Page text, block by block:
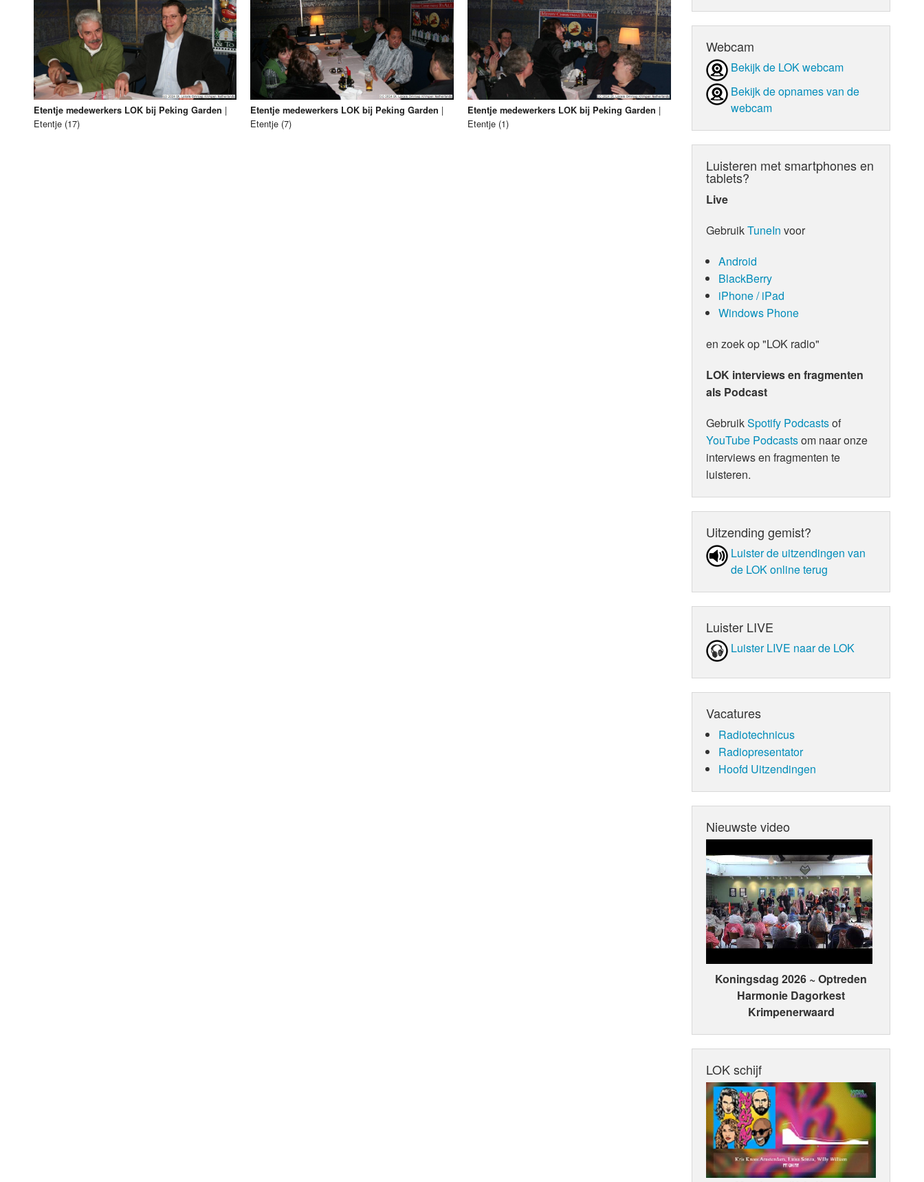
Donderdag
Vrijdag
Zaterdag
Zondag
Luister LOK Live
LOK schijf
Oude LOK programma's
Programmabeleid Bepalend Orgaan
Weerman
Over Krimpen a/d IJssel
Etentje medewerkers LOK bij Peking Garden |
Etentje (17)
Etentje medewerkers LOK bij Peking Garden |
Etentje (7)
Etentje medewerkers LOK bij Peking Garden |
Etentje (1)
Webcam
Bekijk de LOK webcam
Bekijk de opnames van de
webcam
Luisteren met smartphones en
tablets?
Live
GebruikTuneIn voor
Android
BlackBerry
iPhone / iPad
Windows Phone
en zoek op "LOK radio"
LOK interviews en fragmenten
als Podcast
GebruikSpotify Podcastsof
YouTube Podcastsom naar onze
interviews en fragmenten te
luisteren.
Uitzending gemist?
Luister de uit­zen­din­gen van
de LOK online terug
Luister LIVE
Luister LIVE naar de LOK
Vacatures
Radiotechnicus
Radiopresentator
Hoofd Uitzendingen
Nieuwste video
Koningsdag 2026 ~ Optreden
Harmonie Dagorkest
Krimpenerwaard
LOK schijf